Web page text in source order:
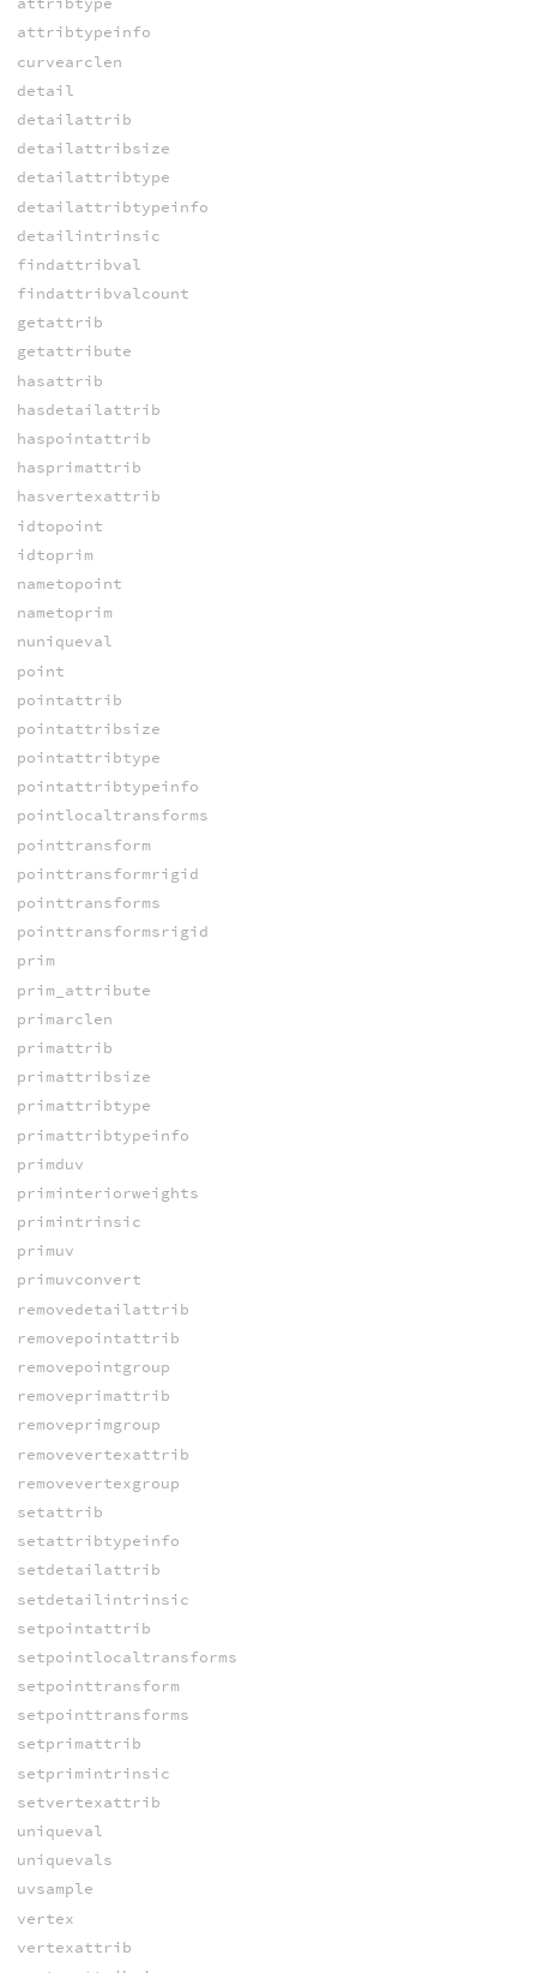
attribtypeinfo
curvearclen
detail
detailattrib
detailattribsize
detailattribtype
detailattribtypeinfo
detailintrinsic
findattribval
findattribvalcount
getattrib
getattribute
hasattrib
hasdetailattrib
haspointattrib
hasprimattrib
hasvertexattrib
idtopoint
idtoprim
nametopoint
nametoprim
nuniqueval
point
pointattrib
pointattribsize
pointattribtype
pointattribtypeinfo
pointlocaltransforms
pointtransform
pointtransformrigid
pointtransforms
pointtransformsrigid
prim
prim_attribute
primarclen
primattrib
primattribsize
primattribtype
primattribtypeinfo
primduv
priminteriorweights
primintrinsic
primuv
primuvconvert
removedetailattrib
removepointattrib
removepointgroup
removeprimattrib
removeprimgroup
removevertexattrib
removevertexgroup
setattrib
setattribtypeinfo
setdetailattrib
setdetailintrinsic
setpointattrib
setpointlocaltransforms
setpointtransform
setpointtransforms
setprimattrib
setprimintrinsic
setvertexattrib
uniqueval
uniquevals
uvsample
vertex
vertexattrib